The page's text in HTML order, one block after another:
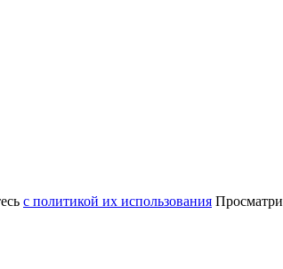
с политикой их использования